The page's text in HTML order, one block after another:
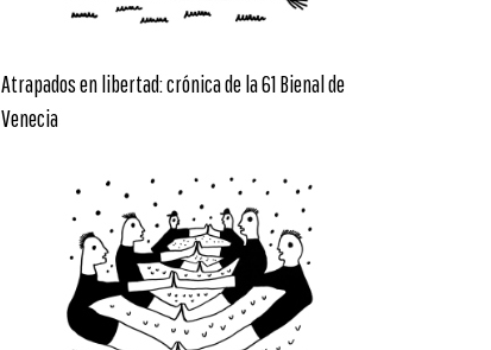
Atrapados en libertad: crónica de la 61 Bienal de
Venecia